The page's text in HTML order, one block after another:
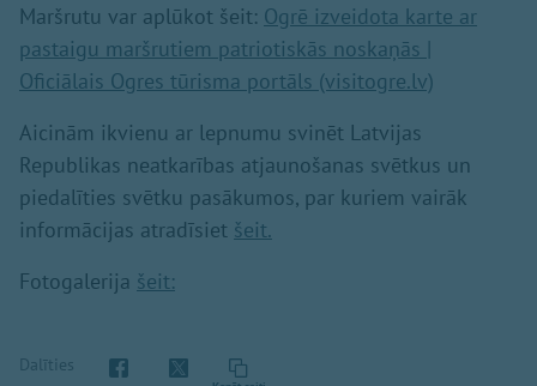
Maršrutu var aplūkot šeit: Ogrē izveidota karte ar
pastaigu maršrutiem patriotiskās noskaņās |
Oficiālais Ogres tūrisma portāls (visitogre.lv)
Aicinām ikvienu ar lepnumu svinēt Latvijas
Republikas neatkarības atjaunošanas svētkus un
piedalīties svētku pasākumos, par kuriem vairāk
informācijas atradīsiet šeit.
Fotogalerija šeit:
Dalīties